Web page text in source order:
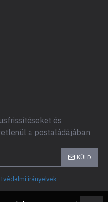
és
a postaládájában
KÜLD
irányelvek